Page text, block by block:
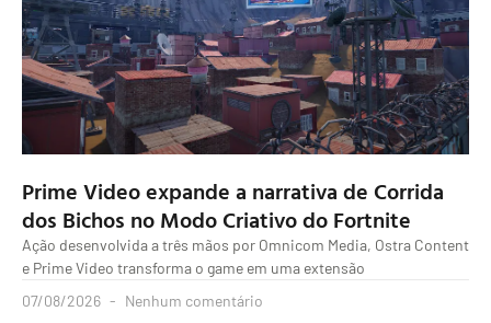
Prime Video expande a narrativa de Corrida
dos Bichos no Modo Criativo do Fortnite
Ação desenvolvida a três mãos por Omnicom Media, Ostra Content
e Prime Video transforma o game em uma extensão
07/08/2026
Nenhum comentário